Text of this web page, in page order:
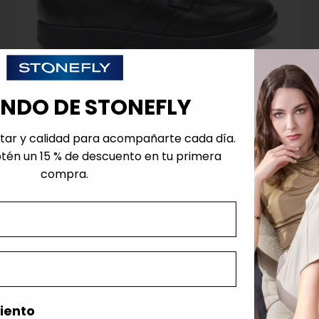
ZAPATOS CON CORREA SEASON III 28 NEGRO
Hombre
DE STONEFLY
y calidad para acompañarte cada día.
un 15 % de descuento en tu primera
compra.